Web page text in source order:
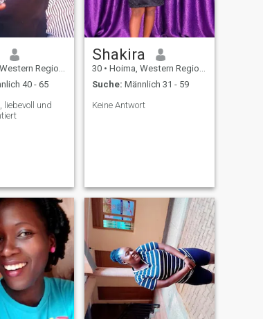
Region, Uganda
40 - 65
liebevoll und
Shakira
30 • Hoima, Western Region, Uganda
Suche: Männlich 31 - 59
Keine Antwort